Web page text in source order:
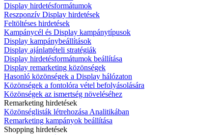
Display hirdetésformátumok
Reszponzív Display hirdetések
Feltöltéses hirdetések
Kampánycél és Display kampánytípusok
Display kampánybeállítások
Display ajánlattételi stratégiák
Display hirdetésformátumok beállítása
Display remarketing közönségek
Hasonló közönségek a Display hálózaton
Közönségek a fontolóra vétel befolyásolására
Közönségek az ismertség növeléséhez
Remarketing hirdetések
Közönséglisták létrehozása Analitikában
Remarketing kampányok beállítása
Shopping hirdetések